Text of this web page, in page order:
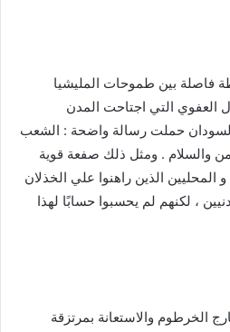
فاصلة بين طموحات المليشيا
العفوي التي اجتاحت المدن
حملت رسالة واضحة : الشعب
والسلام . ومثل ذلك صفعة قوية
المحليين الذين راهنوا علي الخذلان
، لكنهم لم يحسبوا حسابًا لهذا
الخرطوم والاستعانة بمرتزقة